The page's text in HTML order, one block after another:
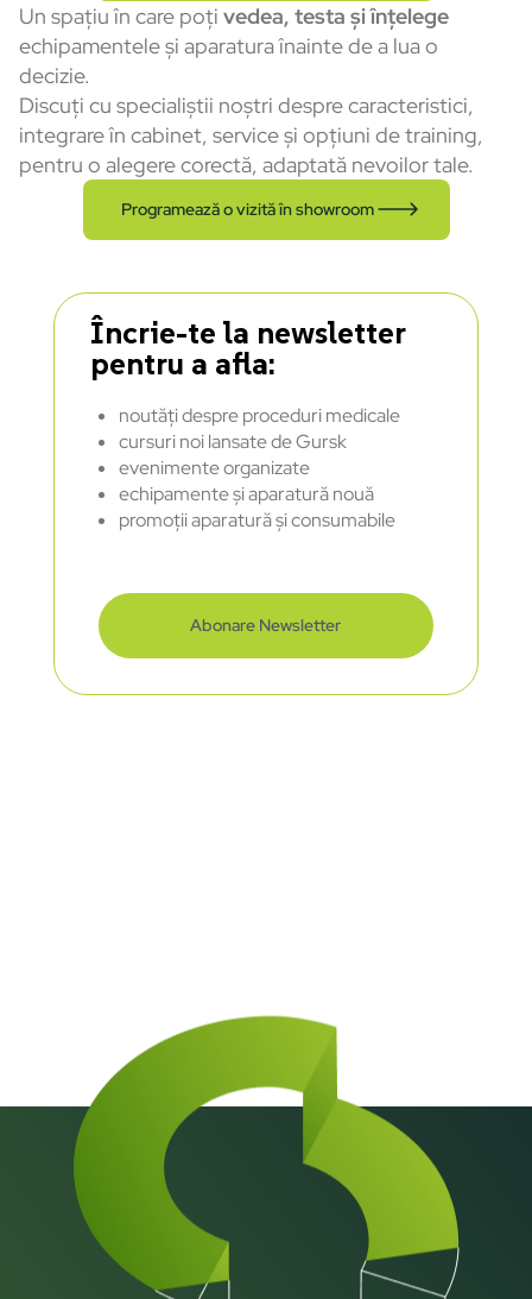
Un spațiu în care poți vedea, testa și înțelege
echipamentele și aparatura înainte de a lua o
decizie.
Discuți cu specialiștii noștri despre caracteristici,
integrare în cabinet, service și opțiuni de training,
pentru o alegere corectă, adaptată nevoilor tale.
Programează o vizită în showroom
Încrie-te la newsletter
pentru a afla:
noutăți despre proceduri medicale
cursuri noi lansate de Gursk
evenimente organizate
echipamente și aparatură nouă
promoții aparatură și consumabile
Abonare Newsletter